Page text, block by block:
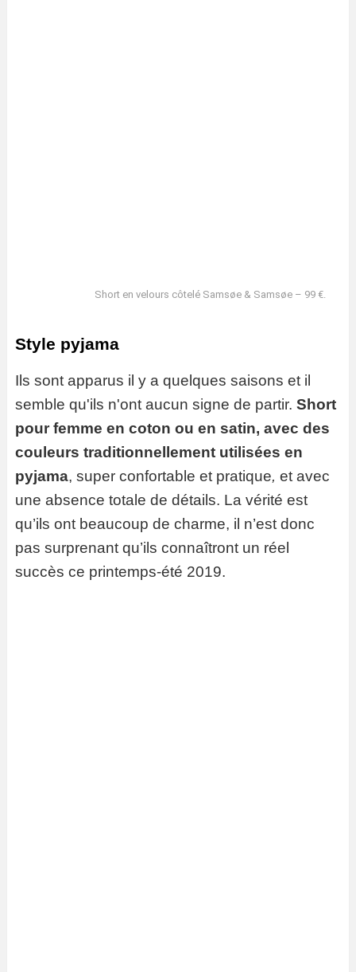
Short en velours côtelé Samsøe & Samsøe – 99 €.
Style pyjama
Ils sont apparus il y a quelques saisons et il
semble qu'ils n'ont aucun signe de partir. Short
pour femme en coton ou en satin, avec des
couleurs traditionnellement utilisées en
pyjama, super confortable et pratique, et avec
une absence totale de détails. La vérité est
qu’ils ont beaucoup de charme, il n’est donc
pas surprenant qu’ils connaîtront un réel
succès ce printemps-été 2019.